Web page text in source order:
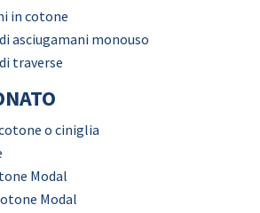
in cotone
asciugamani monouso
traverse
o ciniglia
Modal
Modal